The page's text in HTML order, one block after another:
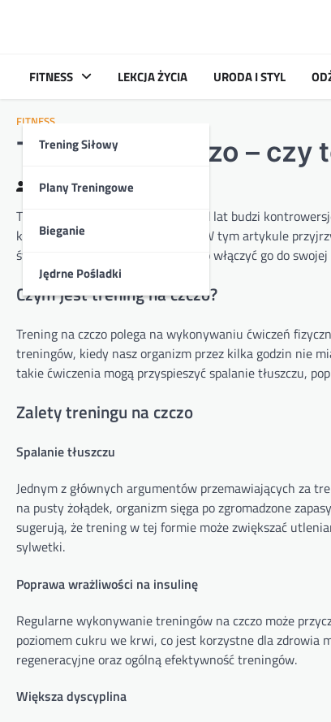
FITNESS
Trening Siłowy
Plany Treningowe
Bieganie
Jędrne Pośladki
LEKCJA ŻYCIA URODA I STYL
FITNESS
Trening na czczo – czy
Kasia 2024-10-08
Trening na czczo to temat, który od lat budzi
kondycję, samopoczucie i wyniki? W tym artykule
świadomą decyzję o tym, czy warto włączyć go do
Czym jest trening na czczo?
Trening na czczo polega na wykonywaniu ćwiczeń
treningów, kiedy nasz organizm przez kilka godzin nie
takie ćwiczenia mogą przyspieszyć spalanie tłuszczu,
Zalety treningu na czczo
Spalanie tłuszczu
Jednym z głównych argumentów przemawiających za
na pusty żołądek, organizm sięga po zgromadzone
sugerują, że trening w tej formie może zwiększać
sylwetki.
Poprawa wrażliwości na insulinę
Regularne wykonywanie treningów na czczo może
poziomem cukru we krwi, co jest korzystne dla zdrowia
regeneracyjne oraz ogólną efektywność treningów.
Większa dyscyplina